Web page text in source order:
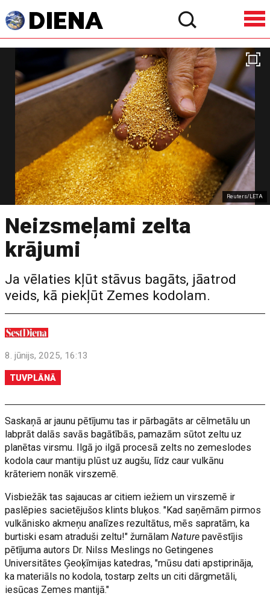
Reuters/LETA
Neizsmeļami zelta
krājumi
Ja vēlaties kļūt stāvus bagāts, jāatrod
veids, kā piekļūt Zemes kodolam.
8. jūnijs, 2025, 16:13
TUVPLĀNĀ
Saskaņā ar jaunu pētījumu tas ir pārbagāts ar cēlmetālu un
labprāt dalās savās bagātībās, pamazām sūtot zeltu uz
planētas virsmu. Ilgā jo ilgā procesā zelts no zemeslodes
kodola caur mantiju plūst uz augšu, līdz caur vulkānu
krāteriem nonāk virszemē.
Visbiežāk tas sajaucas ar citiem iežiem un virszemē ir
paslēpies sacietējušos klints bluķos. "Kad saņēmām pirmos
vulkānisko akmeņu analīzes rezultātus, mēs sapratām, ka
burtiski esam atraduši zeltu!" žurnālamNaturepavēstījis
pētījuma autors Dr. Nilss Meslings no Getingenes
Universitātes Ģeoķīmijas katedras, "mūsu dati apstiprināja,
ka materiāls no kodola, tostarp zelts un citi dārgmetāli,
iesūcas Zemes mantijā."